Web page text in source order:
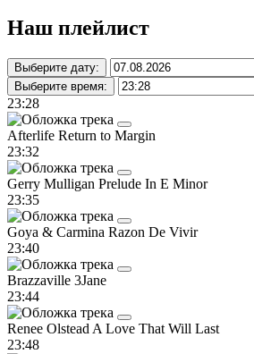
Наш плейлист
Выберите дату:
Выберите время:
23:28
Afterlife Return to Margin
23:32
Gerry Mulligan Prelude In E Minor
23:35
Goya & Carmina Razon De Vivir
23:40
Brazzaville 3Jane
23:44
Renee Olstead A Love That Will Last
23:48